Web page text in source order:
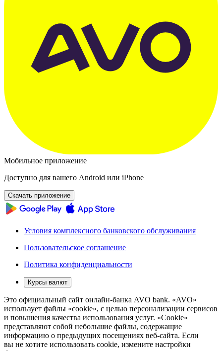
Мобильное приложение
Доступно для вашего Android или iPhone
Скачать приложение
Условия комплексного банковского обслуживания
Пользовательское соглашение
Политика конфиденциальности
Курсы валют
Это официальный сайт онлайн-банка AVO bank. «AVO»
использует файлы «cookie», с целью персонализации сервисов
и повышения качества использования услуг. «Cookie»
представляют собой небольшие файлы, содержащие
информацию о предыдущих посещениях веб-сайта. Если
вы не хотите использовать cookie, измените настройки